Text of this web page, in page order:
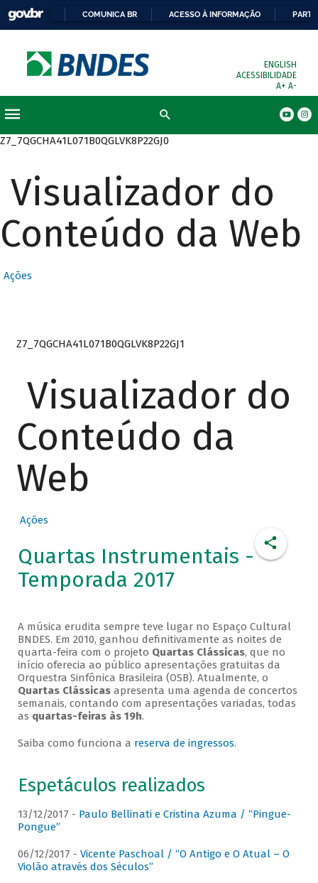
COMUNICA BR ACESSO À INFORMAÇÃO
ENGLISH
ACESSIBILIDADE
A+ A-
Z7_7QGCHA41L071B0QGLVK8P22GJ0
Visualizador do
Conteúdo da Web
Ações
Z7_7QGCHA41L071B0QGLVK8P22GJ1
Visualizador do
Conteúdo da
Web
Ações
Quartas Instrumentais -
Temporada 2017
A música erudita sempre teve lugar no Espaço Cultural
BNDES. Em 2010, ganhou definitivamente as noites de
quarta-feira com o projeto Quartas Clássicas, que no
início oferecia ao público apresentações gratuitas da
Orquestra Sinfônica Brasileira (OSB). Atualmente, o
Quartas Clássicasapresenta uma agenda de concertos
semanais, contando com apresentações variadas, todas
as quartas-feiras às 19h.
Saiba como funciona a reserva de ingressos.
Espetáculos realizados
13/12/2017 - Paulo Bellinati e Cristina Azuma / “Pingue-
Pongue”
06/12/2017 - Vicente Paschoal / “O Antigo e O Atual – O
Violão através dos Séculos”